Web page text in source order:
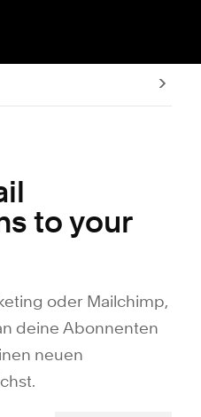
to your
oder Mailchimp,
deine Abonnenten
neuen